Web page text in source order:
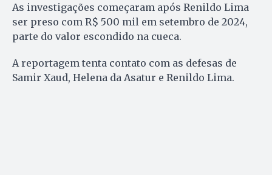
As investigações começaram após Renildo Lima
ser preso com R$ 500 mil em setembro de 2024,
parte do valor escondido na cueca.
A reportagem tenta contato com as defesas de
Samir Xaud, Helena da Asatur e Renildo Lima.